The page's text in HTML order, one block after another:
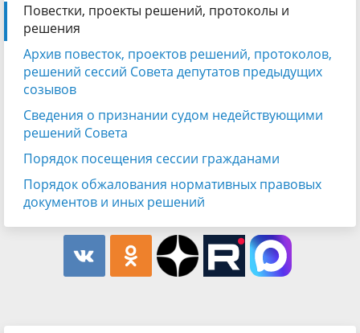
Повестки, проекты решений, протоколы и
решения
Архив повесток, проектов решений, протоколов,
решений сессий Совета депутатов предыдущих
созывов
Сведения о признании судом недействующими
решений Совета
Порядок посещения сессии гражданами
Порядок обжалования нормативных правовых
документов и иных решений